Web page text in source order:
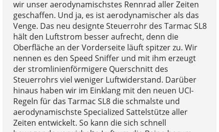
wir unser aerodynamischstes Rennrad aller Zeiten
geschaffen. Und ja, es ist aerodynamischer als das
Venge. Das neu designte Steuerrohr des Tarmac SL8
hält den Luftstrom besser aufrecht, denn die
Oberfläche an der Vorderseite läuft spitzer zu. Wir
nennen es den Speed Sniffer und mit ihm erzeugt
der stromlinienförmigere Querschnitt des
Steuerrohrs viel weniger Luftwiderstand. Darüber
hinaus haben wir im Einklang mit den neuen UCI-
Regeln für das Tarmac SL8 die schmalste und
aerodynamischste Specialized Sattelstütze aller
Zeiten entwickelt. So kann die sich schnell